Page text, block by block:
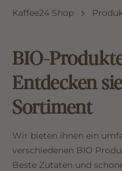
Kaffee24 Shop
BIO-
Entdecken
Sortiment
Wir bieten ihnen ein
verschiedenen BIO
Beste Zutaten und